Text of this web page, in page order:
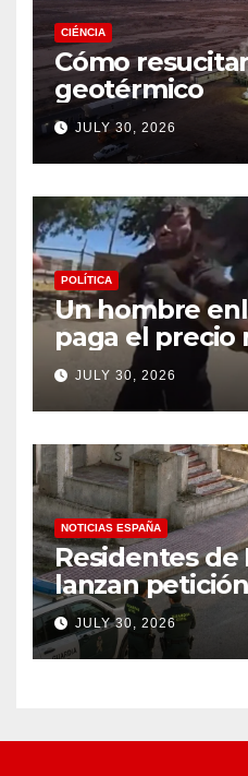
CIÉNCIA
Cómo
geotérmico
JULY 30, 2026
POLÍTICA
Un hombre
paga el precio
después de
a un tiroteo
condado de
(VIDEO) * The
Pundit * por
Linebarger
JULY 30, 2026
NOTICIAS ESPAÑA
Residentes de
lanzan
disminución
servicios
Leader
JULY 30, 2026